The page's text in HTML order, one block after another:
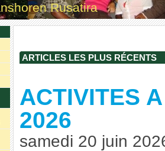
Rusatira
ARTICLES LES PLUS RÉCENTS
ACTIVITES
2026
samedi 20 juin